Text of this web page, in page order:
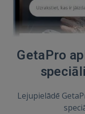
GetaPro
Lejupielādē